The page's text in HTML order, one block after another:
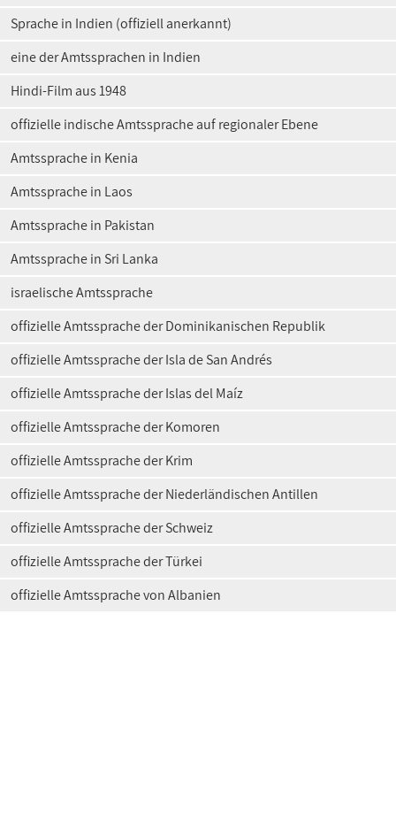
Sprache in Indien (offiziell anerkannt)
eine der Amtssprachen in Indien
Hindi-Film aus 1948
offizielle indische Amtssprache auf regionaler Ebene
Amtssprache in Kenia
Amtssprache in Laos
Amtssprache in Pakistan
Amtssprache in Sri Lanka
israelische Amtssprache
offizielle Amtssprache der Dominikanischen Republik
offizielle Amtssprache der Isla de San Andrés
offizielle Amtssprache der Islas del Maíz
offizielle Amtssprache der Komoren
offizielle Amtssprache der Krim
offizielle Amtssprache der Niederländischen Antillen
offizielle Amtssprache der Schweiz
offizielle Amtssprache der Türkei
offizielle Amtssprache von Albanien